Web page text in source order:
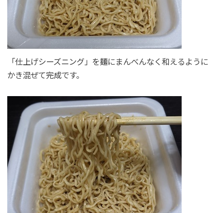
「仕上げシーズニング」を麺にまんべんなく和えるように
かき混ぜて完成です。